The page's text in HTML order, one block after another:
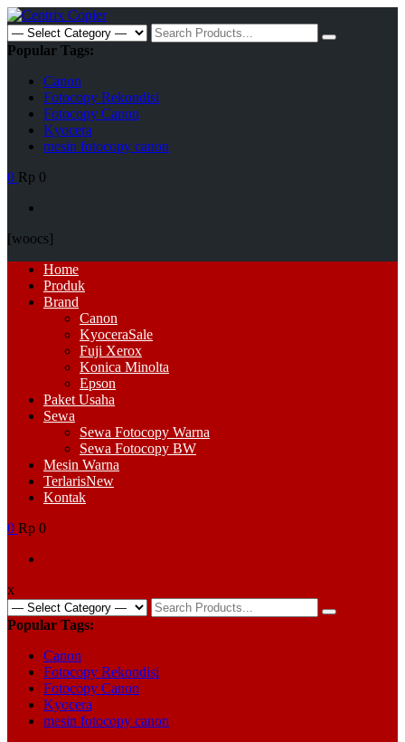
Skip
to
content
Search
for:
Popular Tags:
Canon
Fotocopy Rekondisi
Fotocopy Canon
Kyocera
mesin fotocopy canon
0 Rp 0
[woocs]
Primary
Menu
Home
Produk
Brand
Canon
KyoceraSale
Fuji Xerox
Konica Minolta
Epson
Paket Usaha
Sewa
Sewa Fotocopy Warna
Sewa Fotocopy BW
Mesin Warna
TerlarisNew
Kontak
0 Rp 0
x
Search
for:
Popular Tags:
Canon
Fotocopy Rekondisi
Fotocopy Canon
Kyocera
mesin fotocopy canon